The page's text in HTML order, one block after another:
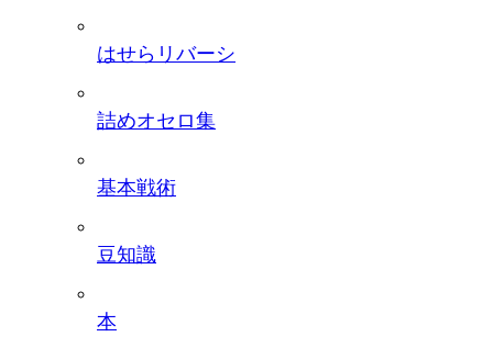
はせらリバーシ
詰めオセロ集
基本戦術
豆知識
本